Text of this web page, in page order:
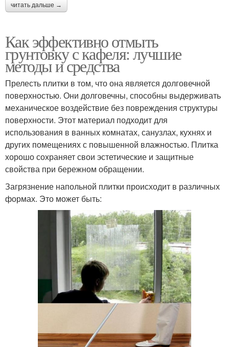
читать дальше →
Как эффективно отмыть
грунтовку с кафеля: лучшие
методы и средства
Прелесть плитки в том, что она является долговечной
поверхностью. Они долговечны, способны выдерживать
механическое воздействие без повреждения структуры
поверхности. Этот материал подходит для
использования в ванных комнатах, санузлах, кухнях и
других помещениях с повышенной влажностью. Плитка
хорошо сохраняет свои эстетические и защитные
свойства при бережном обращении.
Загрязнение напольной плитки происходит в различных
формах. Это может быть: